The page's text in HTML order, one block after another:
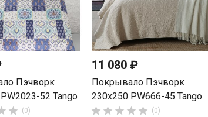
Пэчворк
52 Tango
 (0)
11 080 ₽
Покрывало Пэчворк
230х250 PW666-45 Tango
     (0)